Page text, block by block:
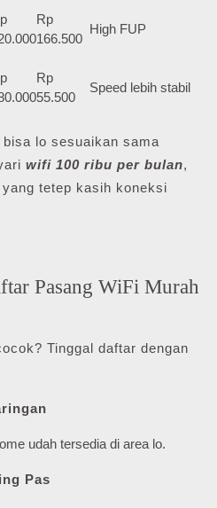
Rp
166.500
High FUP
Rp
55.500
Speed lebih stabil
lo sesuaikan sama
wifi 100 ribu per bulan,
tetep kasih koneksi
Pasang WiFi Murah
Tinggal daftar dengan
udah tersedia di area lo.
Pas